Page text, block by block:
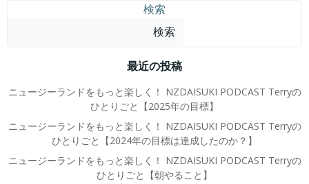
検索
検索
最近の投稿
ニュージーランドをもっと楽しく！ NZDAISUKI PODCAST Terryの
ひとりごと【2025年の目標】
ニュージーランドをもっと楽しく！ NZDAISUKI PODCAST Terryの
ひとりごと【2024年の目標は達成したのか？】
ニュージーランドをもっと楽しく！ NZDAISUKI PODCAST Terryの
ひとりごと【朝やること】